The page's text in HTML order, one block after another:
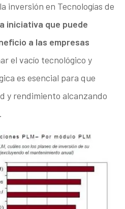
inversión en Tecnologías de
iniciativa que puede
a las empresas
el vacío tecnológico y
es esencial para que
y rendimiento alcanzando